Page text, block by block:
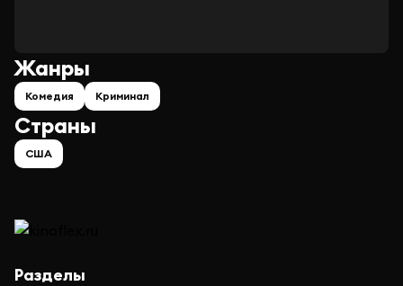
Страны
США
Жанры
Комедия Криминал
Разделы